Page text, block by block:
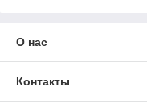
О нас
Контакты